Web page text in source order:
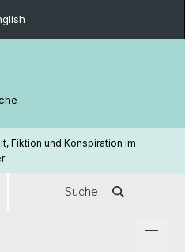
Fiktion und Konspiration im
Suche